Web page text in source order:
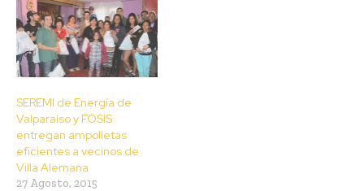
SEREMI de Energía de
Valparaíso y FOSIS
entregan ampolletas
eficientes a vecinos de
Villa Alemana
27 Agosto, 2015